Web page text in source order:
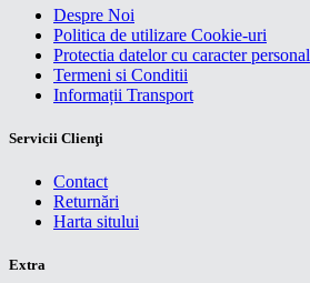
Despre Noi
Politica de utilizare Cookie-uri
Protectia datelor cu caracter personal
Termeni si Conditii
Informații Transport
Servicii Clienţi
Contact
Returnări
Harta sitului
Extra